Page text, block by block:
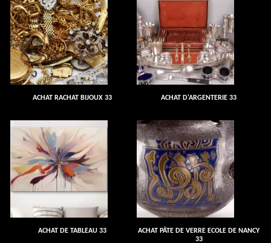
ACHAT RACHAT BIJOUX 33 ACHAT D'ARGENTERIE 33
ACHAT DE TABLEAU 33
ACHAT PÂTE DE VERRE ECOLE DE NANCY
33